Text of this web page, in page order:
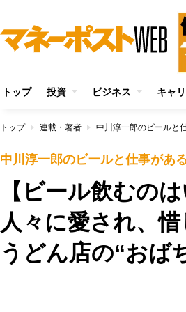
トップ 投資 ビジネス キャ
トップ 連載・著者 中川淳一郎のビールと
中川淳一郎のビールと仕事があ
【ビール飲むの
人々に愛され、
うどん店の“おば